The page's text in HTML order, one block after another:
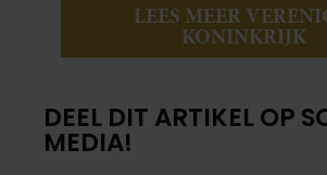
LEES MEER
KONINKRIJK
DEEL DIT ARTIKEL OP
MEDIA!